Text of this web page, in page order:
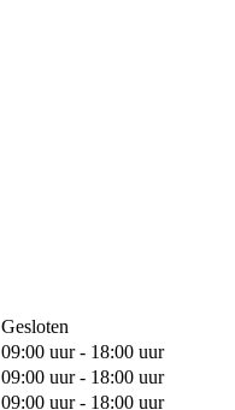
Gesloten
09:00 uur - 18:00 uur
09:00 uur - 18:00 uur
09:00 uur - 18:00 uur